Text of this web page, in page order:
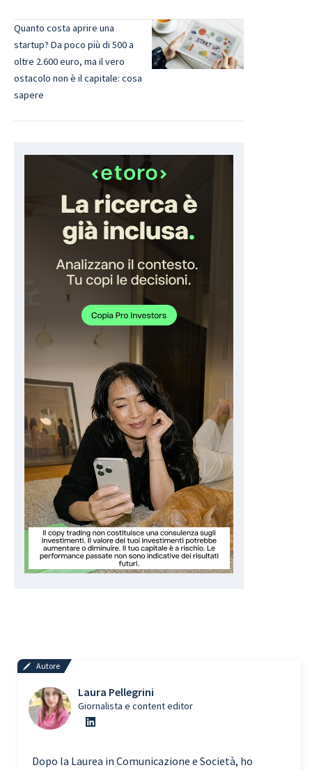
Quanto costa aprire una
startup? Da poco più di 500 a
oltre 2.600 euro, ma il vero
ostacolo non è il capitale: cosa
sapere
Autore
Laura Pellegrini
Giornalista e content editor
Dopo la Laurea in Comunicazione e Società, ho